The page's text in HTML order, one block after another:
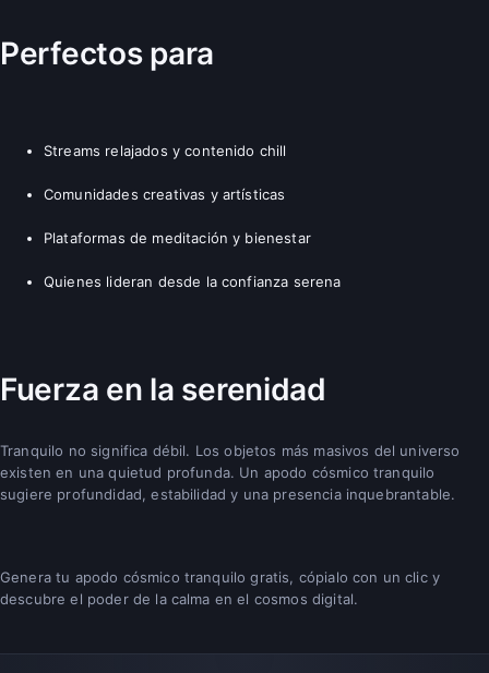
Perfectos para
Streams relajados y contenido chill
Comunidades creativas y artísticas
Plataformas de meditación y bienestar
Quienes lideran desde la confianza serena
Fuerza en la serenidad
Tranquilo no significa débil. Los objetos más masivos del universo
existen en una quietud profunda. Un apodo cósmico tranquilo
sugiere profundidad, estabilidad y una presencia inquebrantable.
Genera tu apodo cósmico tranquilo gratis, cópialo con un clic y
descubre el poder de la calma en el cosmos digital.